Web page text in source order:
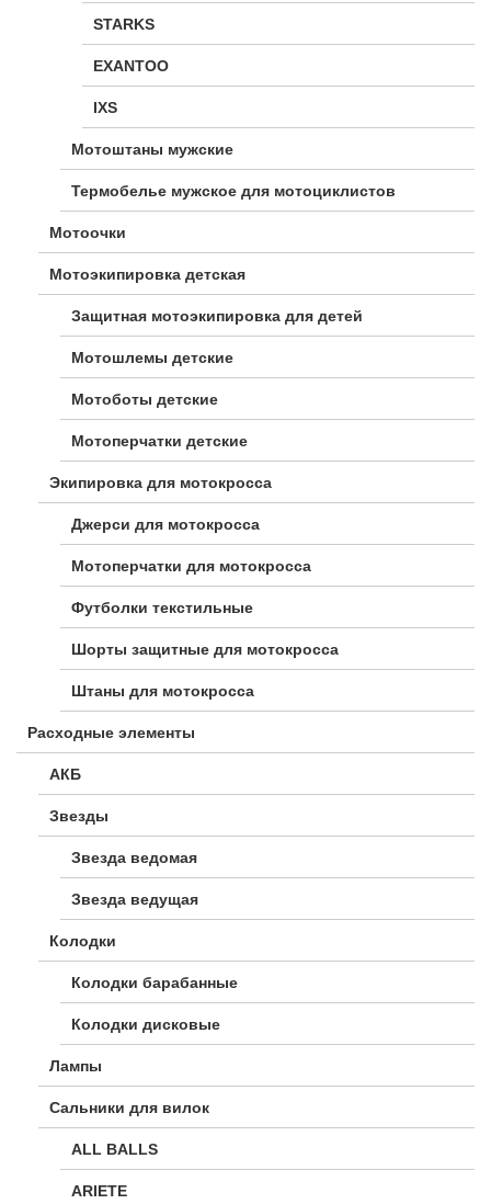
STARKS
EXANTOO
IXS
Мотоштаны мужские
Термобелье мужское для мотоциклистов
Мотоочки
Мотоэкипировка детская
Защитная мотоэкипировка для детей
Мотошлемы детские
Мотоботы детские
Мотоперчатки детские
Экипировка для мотокросса
Джерси для мотокросса
Мотоперчатки для мотокросса
Футболки текстильные
Шорты защитные для мотокросса
Штаны для мотокросса
Расходные элементы
АКБ
Звезды
Звезда ведомая
Звезда ведущая
Колодки
Колодки барабанные
Колодки дисковые
Лампы
Сальники для вилок
ALL BALLS
ARIETE